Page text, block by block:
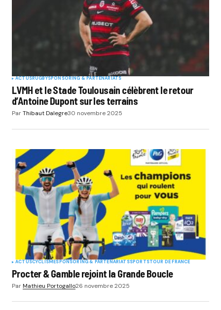
ACTUSRUGBYSPONSORING & PARTENARIATS
LVMH et le Stade Toulousain célèbrent le retour
d’Antoine Dupont sur les terrains
ParThibaut Dalegre30 novembre 2025
ACTUSCYCLISMESPONSORING & PARTENARIATSSPORTSTOUR DE FRANCE
Procter & Gamble rejoint la Grande Boucle
ParMathieu Portogallo26 novembre 2025